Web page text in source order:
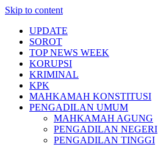
Skip to content
UPDATE
SOROT
TOP NEWS WEEK
KORUPSI
KRIMINAL
KPK
MAHKAMAH KONSTITUSI
PENGADILAN UMUM
MAHKAMAH AGUNG
PENGADILAN NEGERI
PENGADILAN TINGGI